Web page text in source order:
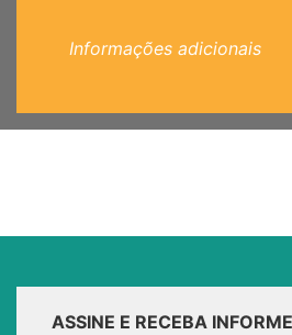
Informações adicionais
ASSINE E RECEBA